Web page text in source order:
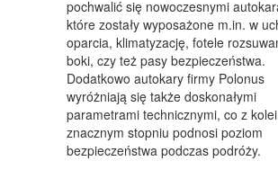
CZĘŚCI
WYNAJEM
USŁUGI
SALONY, KOMISY
E-MARKETING
pochwalić się nowoczesnymi
które zostały wyposażone m.in. w
oparcia, klimatyzację, fotele
boki, czy też pasy bezpieczeństwa.
Dodatkowo autokary firmy Polonus
wyróżniają się także doskonałymi
parametrami technicznymi, co z
znacznym stopniu podnosi poziom
bezpieczeństwa podczas podróży.